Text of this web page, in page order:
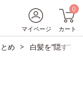
マイページ
0
カート
め 白髪を“隠す”